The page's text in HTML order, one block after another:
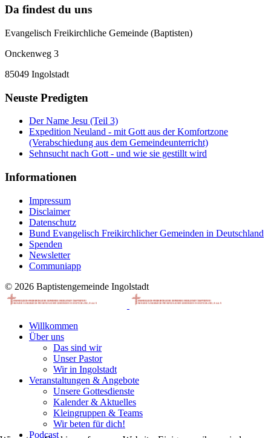
Da findest du uns
Evangelisch Freikirchliche Gemeinde (Baptisten)
Onckenweg 3
85049 Ingolstadt
Neuste Predigten
Der Name Jesu (Teil 3)
Expedition Neuland - mit Gott aus der Komfortzone
(Verabschiedung aus dem Gemeindeunterricht)
Sehnsucht nach Gott - und wie sie gestillt wird
Informationen
Impressum
Disclaimer
Datenschutz
Bund Evangelisch Freikirchlicher Gemeinden in Deutschland
Spenden
Newsletter
Communiapp
© 2026 Baptistengemeinde Ingolstadt
Willkommen
Über uns
Das sind wir
Unser Pastor
Wir in Ingolstadt
Veranstaltungen & Angebote
Unsere Gottesdienste
Kalender & Aktuelles
Kleingruppen & Teams
Wir beten für dich!
Podcast